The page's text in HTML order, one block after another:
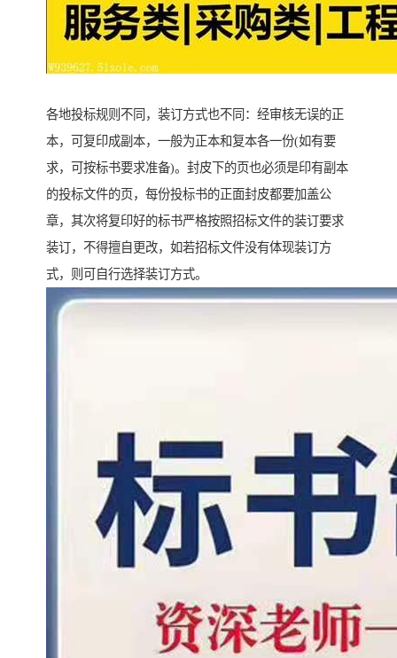
各地投标规则不同，装订方式也不同：经审核无误的正
本，可复印成副本，一般为正本和复本各一份(如有要
求，可按标书要求准备)。封皮下的页也必须是印有副本
的投标文件的页，每份投标书的正面封皮都要加盖公
章，其次将复印好的标书严格按照招标文件的装订要求
装订，不得擅自更改，如若招标文件没有体现装订方
式，则可自行选择装订方式。